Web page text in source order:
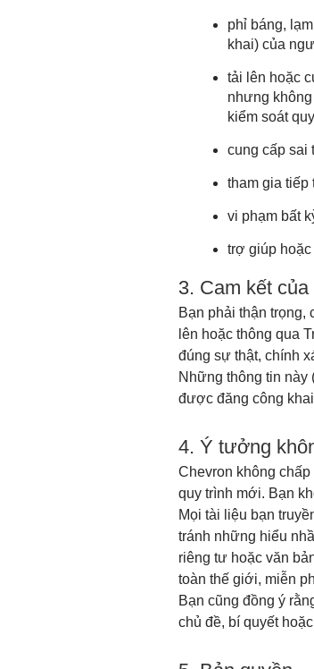
phỉ báng,
khai) của
tải lên hoặc
nhưng
kiểm soát
cung cấp sai
tham gia tiếp
vi phạm bất
trợ giúp
3. Cam kết
Bạn phải thận trọng,
lên hoặc thông qua
đúng sự thật, chính
Những thông tin này
được đăng công
4. Ý tưởng
Chevron không
quy trình mới. Bạn
Mọi tài liệu bạn
tránh những hiểu
riêng tư hoặc văn
toàn thế giới, miễn
Bạn cũng đồng ý
chủ đề, bí quyết